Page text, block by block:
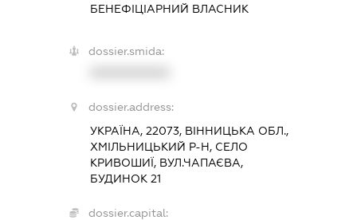
БЕНЕФІЦІАРНИЙ ВЛАСНИК
dossier.smida:
dossier.address:
УКРАЇНА, 22073, ВІННИЦЬКА ОБЛ.,
ХМІЛЬНИЦЬКИЙ Р-Н, СЕЛО
КРИВОШИЇ, ВУЛ.ЧАПАЄВА,
БУДИНОК 21
dossier.capital: